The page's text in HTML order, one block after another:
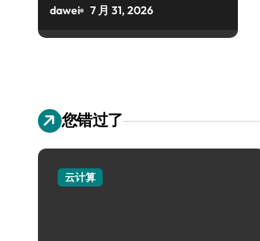
dawei 7 月 31, 2026
您错过了
云计算